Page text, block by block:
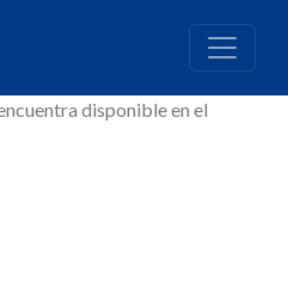
disponible en el